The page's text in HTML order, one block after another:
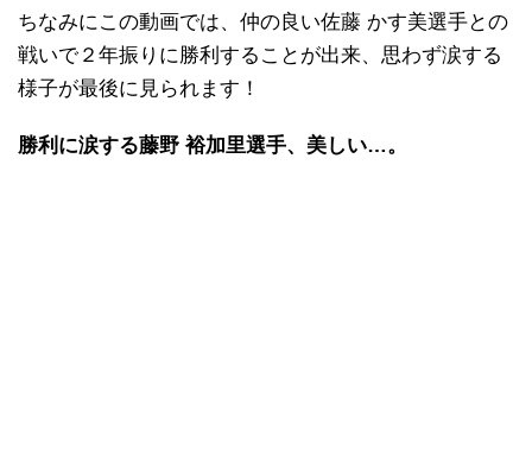
ちなみにこの動画では、仲の良い佐藤 かす美選手との
戦いで２年振りに勝利することが出来、思わず涙する
様子が最後に見られます！
勝利に涙する藤野 裕加里選手、美しい…。